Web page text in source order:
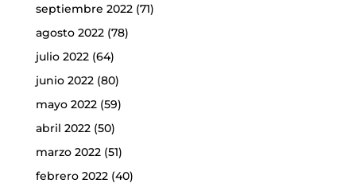
septiembre 2022(71)
agosto 2022(78)
julio 2022(64)
junio 2022(80)
mayo 2022(59)
abril 2022(50)
marzo 2022(51)
febrero 2022(40)